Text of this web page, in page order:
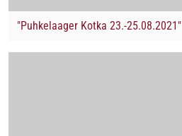
"Puhkelaager Kotka 23.-25.08.2021"